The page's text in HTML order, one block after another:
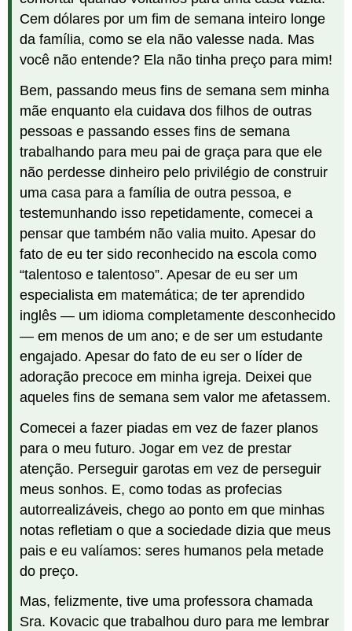
Cem dólares por um fim de semana inteiro longe
da família, como se ela não valesse nada. Mas
você não entende? Ela não tinha preço para mim!
Bem, passando meus fins de semana sem minha
mãe enquanto ela cuidava dos filhos de outras
pessoas e passando esses fins de semana
trabalhando para meu pai de graça para que ele
não perdesse dinheiro pelo privilégio de construir
uma casa para a família de outra pessoa, e
testemunhando isso repetidamente, comecei a
pensar que também não valia muito. Apesar do
fato de eu ter sido reconhecido na escola como
“talentoso e talentoso”. Apesar de eu ser um
especialista em matemática; de ter aprendido
inglês — um idioma completamente desconhecido
— em menos de um ano; e de ser um estudante
engajado. Apesar do fato de eu ser o líder de
adoração precoce em minha igreja. Deixei que
aqueles fins de semana sem valor me afetassem.
Comecei a fazer piadas em vez de fazer planos
para o meu futuro. Jogar em vez de prestar
atenção. Perseguir garotas em vez de perseguir
meus sonhos. E, como todas as profecias
autorrealizáveis, chego ao ponto em que minhas
notas refletiam o que a sociedade dizia que meus
pais e eu valíamos: seres humanos pela metade
do preço.
Mas, felizmente, tive uma professora chamada
Sra. Kovacic que trabalhou duro para me lembrar